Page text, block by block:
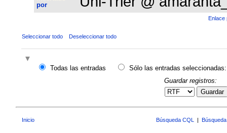
por
Enlace
Seleccionar todo Deseleccionar todo
Todas las entradas
Sólo las entradas seleccionadas:
Guardar registros:
Guardar
Inicio Búsqueda CQL